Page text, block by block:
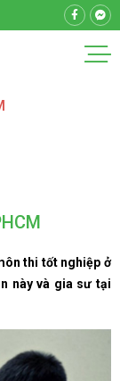
thi tốt nghiệp ở
này và gia sư tại